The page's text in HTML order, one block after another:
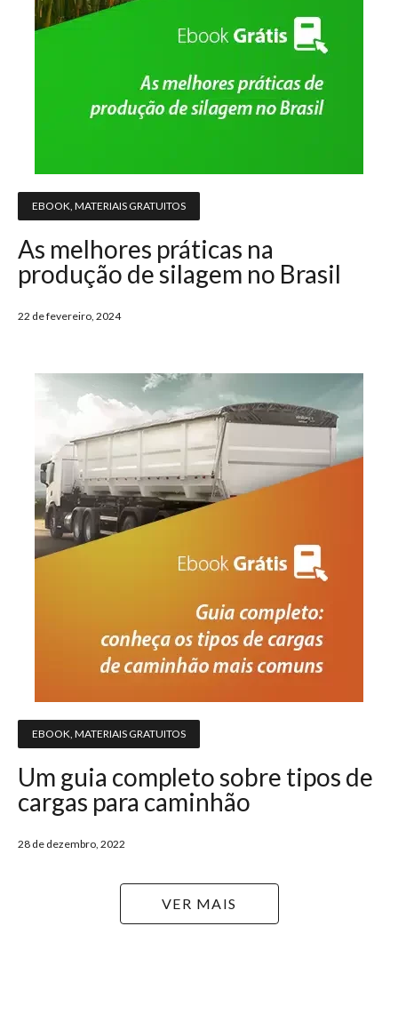
EBOOK MATERIAIS GRATUITOS
As melhores práticas na
produção de silagem no Brasil
22 de fevereiro, 2024
EBOOK MATERIAIS GRATUITOS
Um guia completo sobre tipos de
cargas para caminhão
28 de dezembro, 2022
VER MAIS